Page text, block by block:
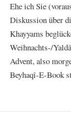
Ehe ich Sie
Diskussion über
Khayyams
Weihnachts-/
Advent, also
Beyhaqî-E-Book